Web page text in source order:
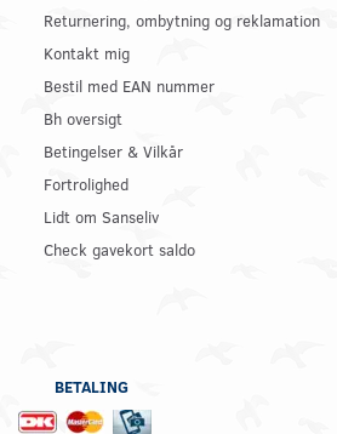
Returnering, ombytning og reklamation
Kontakt mig
Bestil med EAN nummer
Bh oversigt
Betingelser & Vilkår
Fortrolighed
Lidt om Sanseliv
Check gavekort saldo
BETALING